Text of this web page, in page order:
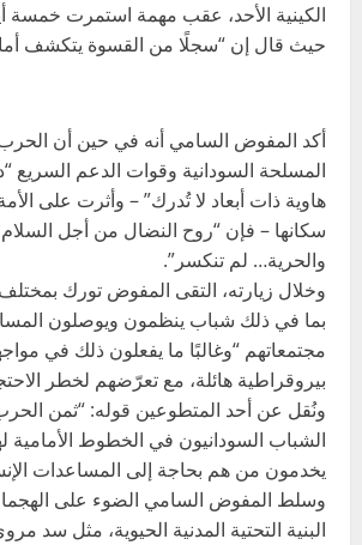
الكينية الأحد، عقب مهمة استمرت خمسة
حيث قال إن “سجلًا من القسوة يتكشف
أكد المفوض السامي أنه في حين أن
المسلحة السودانية وقوات الدعم السريع
هاوية ذات أبعاد لا تُدرك” – وأثرت على
سكانها – فإن “روح النضال من أجل السلام
والحرية… لم تنكسر”.
وخلال زيارته، التقى المفوض تورك
بما في ذلك شباب ينظمون ويوصلون
مجتمعاتهم “وغالبًا ما يفعلون ذلك في
بيروقراطية هائلة، مع تعرّضهم لخطر
ونُقل عن أحد المتطوعين قوله: “ثمن
الشباب السودانيون في الخطوط الأمامية
يخدمون من هم بحاجة إلى المساعدات
وسلط المفوض السامي الضوء على
البنية التحتية المدنية الحيوية، مثل سد